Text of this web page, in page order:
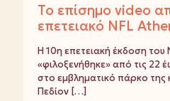
Το επίσημο video
επετειακό NFL
Η 10η επετειακή έκδοση του
«φιλοξενήθηκε» από τις 22
στο εμβληματικό πάρκο της
Πεδίον […]